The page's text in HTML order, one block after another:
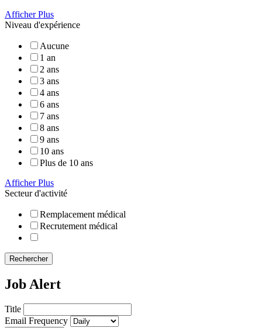
Afficher Plus
Niveau d'expérience
Aucune
1 an
2 ans
3 ans
4 ans
6 ans
7 ans
8 ans
9 ans
10 ans
Plus de 10 ans
Afficher Plus
Secteur d'activité
Remplacement médical
Recrutement médical
Rechercher
Job Alert
Title
Email Frequency